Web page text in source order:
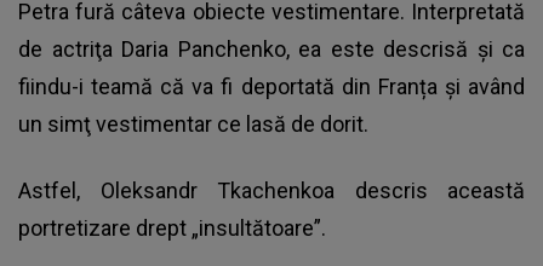
Petra fură câteva obiecte vestimentare. Interpretată
de actriţa Daria Panchenko, ea este descrisă şi ca
fiindu-i teamă că va fi deportată din Franța şi având
un simţ vestimentar ce lasă de dorit.
Astfel, Oleksandr Tkachenkoa descris această
portretizare drept „insultătoare”.